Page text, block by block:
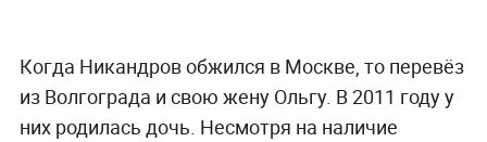
Когда Никандров обжился в Москве, то перевёз
из Волгограда и свою жену Ольгу. В 2011 году у
них родилась дочь. Несмотря на наличие